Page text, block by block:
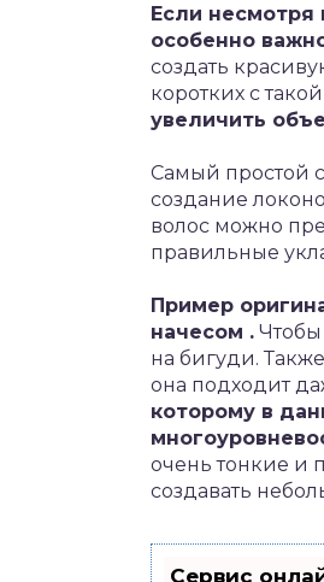
Если несмотря
особенно
создать
коротких с
увеличить
Самый простой
создание
волос можно
правильные
Пример
начесом . Чтобы
на бигуди.
она подходит
которому в
очень тонкие и
создавать
Сервис